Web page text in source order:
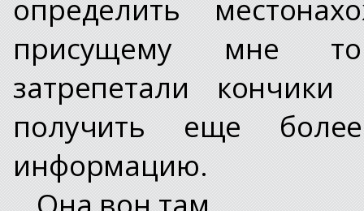
определить
присущему мне
затрепетали
получить еще
информацию.